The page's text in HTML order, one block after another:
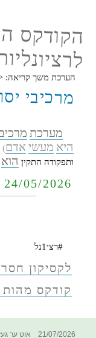
הקודקס
הערכת משך קריאה:
מרכיבי
מערכת
היא מעשי אדם)
ותפקודה התקין הוא
24/05/2026
#רצי1נל
לקסיקון
קודקס מהות
פורסם
21/07/2026 קטגוריות
אוט ער